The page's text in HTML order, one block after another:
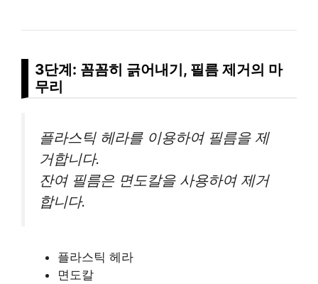
3단계: 꼼꼼히 긁어내기, 필름 제거의 마
무리
플라스틱 헤라를 이용하여 필름을 제
거합니다.
잔여 필름은 면도칼을 사용하여 제거
합니다.
플라스틱 헤라
면도칼